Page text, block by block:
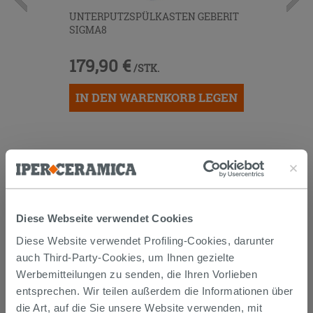
Diese Webseite verwendet Cookies
Diese Website verwendet Profiling-Cookies, darunter
auch Third-Party-Cookies, um Ihnen gezielte
Werbemitteilungen zu senden, die Ihren Vorlieben
entsprechen. Wir teilen außerdem die Informationen über
die Art, auf die Sie unsere Website verwenden, mit
UNTERPUTZSPÜLKASTEN GEBERIT
SIGMA8
179,90 € /STK.
IN DEN WARENKORB LEGEN
Versand
Die Waren werden normalerweise innerhalb von 15
Werktagen ab der Auftragsbestätigung zum Versand